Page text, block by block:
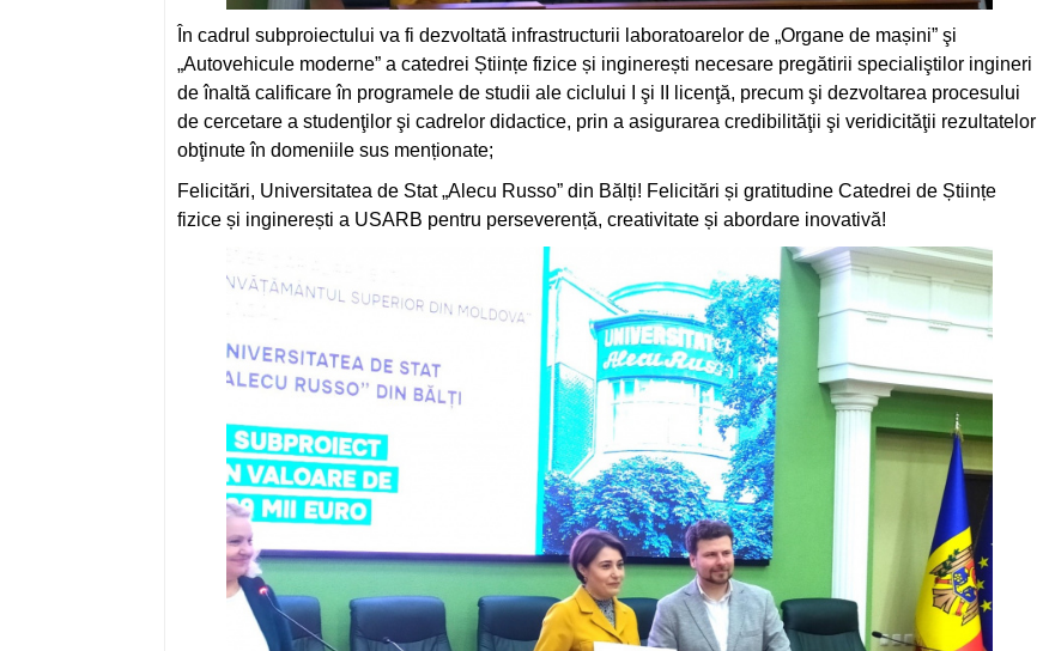
În cadrul subproiectului va fi dezvoltată infrastructurii laboratoarelor de „Organe de mașini” şi
„Autovehicule moderne” a catedrei Științe fizice și inginerești necesare pregătirii specialiştilor ingineri
de înaltă calificare în programele de studii ale ciclului I şi II licenţă, precum şi dezvoltarea procesului
de cercetare a studenţilor şi cadrelor didactice, prin a asigurarea credibilităţii şi veridicităţii rezultatelor
obţinute în domeniile sus menționate;
Felicitări, Universitatea de Stat „Alecu Russo” din Bălți! Felicitări și gratitudine Catedrei de Științe
fizice și inginerești a USARB pentru perseverență, creativitate și abordare inovativă!